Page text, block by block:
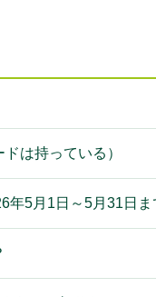
は持っている）
年5月1日～5月31日